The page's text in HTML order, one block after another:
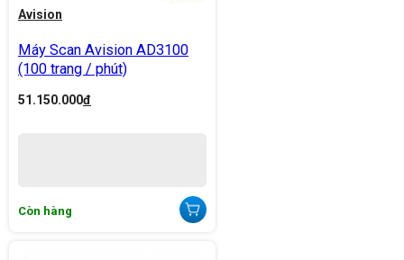
Avision
Máy Scan Avision AD3100
(100 trang / phút)
51.150.000đ
Còn hàng